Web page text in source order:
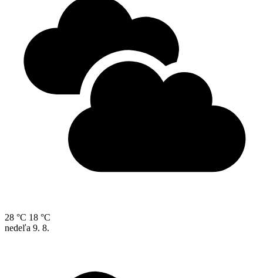
28 °C 18 °C
nedeľa 9. 8.